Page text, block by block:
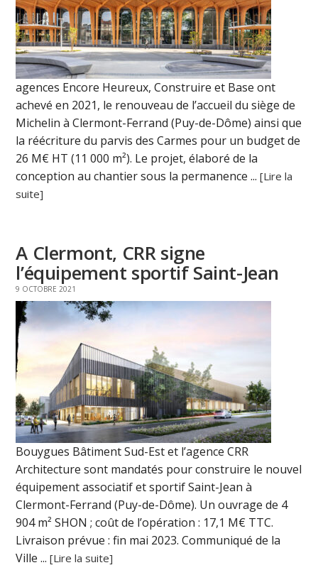
agences Encore Heureux, Construire et Base ont
achevé en 2021, le renouveau de l’accueil du siège de
Michelin à Clermont-Ferrand (Puy-de-Dôme) ainsi que
la réécriture du parvis des Carmes pour un budget de
26 M€ HT (11 000 m²). Le projet, élaboré de la
conception au chantier sous la permanence ...[Lire la
suite]
A Clermont, CRR signe
l’équipement sportif Saint-Jean
9 OCTOBRE 2021
Bouygues Bâtiment Sud-Est et l’agence CRR
Architecture sont mandatés pour construire le nouvel
équipement associatif et sportif Saint-Jean à
Clermont-Ferrand (Puy-de-Dôme). Un ouvrage de 4
904 m² SHON ; coût de l’opération : 17,1 M€ TTC.
Livraison prévue : fin mai 2023. Communiqué de la
Ville ...[Lire la suite]